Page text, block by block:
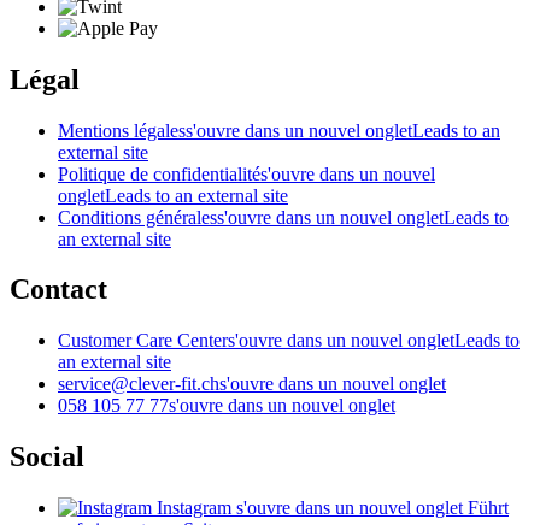
Légal
Mentions légaless'ouvre dans un nouvel ongletLeads to an
external site
Politique de confidentialités'ouvre dans un nouvel
ongletLeads to an external site
Conditions généraless'ouvre dans un nouvel ongletLeads to
an external site
Contact
Customer Care Centers'ouvre dans un nouvel ongletLeads to
an external site
service@clever-fit.chs'ouvre dans un nouvel onglet
058 105 77 77s'ouvre dans un nouvel onglet
Social
Instagram s'ouvre dans un nouvel onglet Führt